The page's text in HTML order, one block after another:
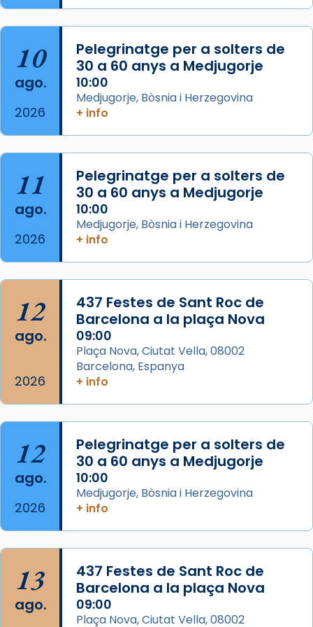
del Sant Pare Lleó XIV a Barcelona, i als
col·laboradors, a la Catedral de Barcelona.
L’arquebisbe de Barcelona, el cardenal Joan
Josep Omella, ha presidit la missa i l’ha
concelebrat el bisbe auxiliar de Barcelona,
Mons. David Abadías.
📸 Dr. G. Simón
Foto
View on Facebook · Share
Arquebisbat de Barcelona
2 weeks ago
Acompanyant la història de sant Cugat, a
partir de l’Edat Mitjana sorgeix la tradició
que les santes Juliana (“relatiu a Júlia”) i
Semproniana (“relatiu a Semprònia =
eterna”) són deixebles seves. I l’any 1667, el
frare Joan Gaspar Roig, afirma en una obra
que les santes són filles de l’antiga Iluro.
Mataró en reivindicarà les relíq
Foto
View on Facebook ·
10
ago.
2026
Pelegrinatge per a solters de
30 a 60 anys a Medjugorje
10:00
Medjugorje, Bòsnia i Herzegovina
+ info
11
ago.
2026
Pelegrinatge per a solters de
30 a 60 anys a Medjugorje
10:00
Medjugorje, Bòsnia i Herzegovina
+ info
12
ago.
2026
437 Festes de Sant Roc de
Barcelona a la plaça Nova
09:00
Plaça Nova, Ciutat Vella, 08002
Barcelona, Espanya
+ info
12
ago.
2026
Pelegrinatge per a solters de
30 a 60 anys a Medjugorje
10:00
Medjugorje, Bòsnia i Herzegovina
+ info
13
ago.
437 Festes de Sant Roc de
Barcelona a la plaça Nova
09:00
Plaça Nova, Ciutat Vella, 08002